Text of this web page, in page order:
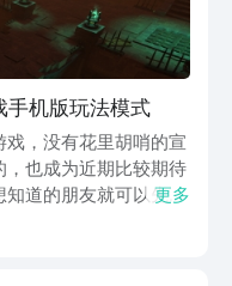
手机版玩法模式
，没有花里胡哨的宣
也成为近期比较期待
道的朋友就可以先来
式，然后去深入的分
更多